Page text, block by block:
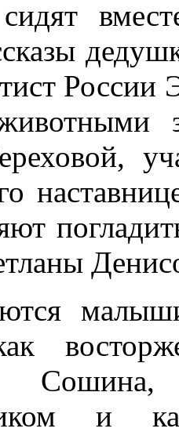
России
и